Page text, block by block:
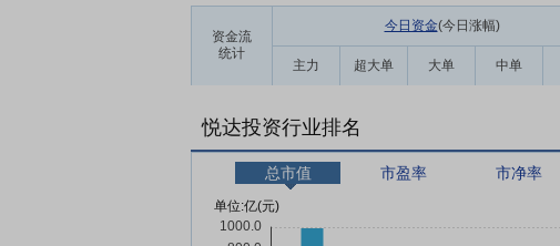
资金流
统计
今日资金(今日涨幅)
主力 超大单 大单 中单
悦达投资行业排名
总市值 市盈率 市净率
单位:亿(元)